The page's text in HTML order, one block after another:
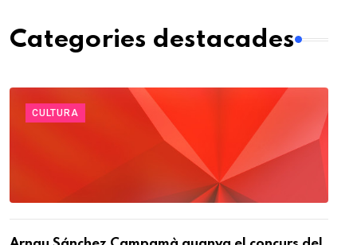
Categories destacades
CULTURA